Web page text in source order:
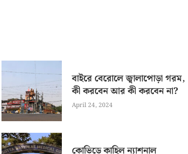
বাইরে বেরোলে জ্বালাপোড়া গরম,
কী করবেন আর কী করবেন না?
April 24, 2024
কোভিডে কাহিল ন্যাশনাল